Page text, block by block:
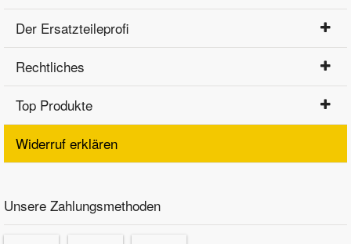
Der Ersatzteileprofi
Rechtliches
Top Produkte
Widerruf erklären
Unsere Zahlungsmethoden